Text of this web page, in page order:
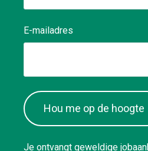
E-mailadres
Hou me op de hoogte
Je ontvangt geweldige